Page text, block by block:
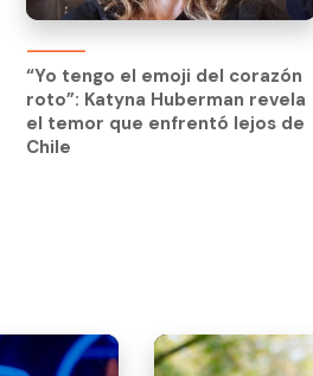
“Yo tengo el emoji del corazón
roto”: Katyna Huberman revela
el temor que enfrentó lejos de
Chile